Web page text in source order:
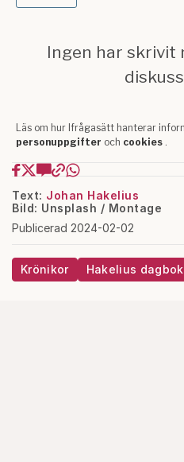
Text: Johan Hakelius
Bild: Unsplash / Montage
Publicerad 2024-02-02
Krönikor Hakelius dagbok